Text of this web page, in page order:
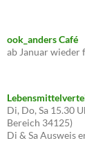
ook_anders Café
ab Januar wieder
Di, Do, Sa 15.30
Bereich 34125)
Di & Sa Ausweis